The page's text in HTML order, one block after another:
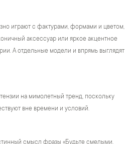
играют с фактурами, формами и цветом,
аксессуар или яркое акцентное
А отдельные модели и впрямь выглядят
на мимолетный тренд, поскольку
вне времени и условий.
смысл фразы «Будьте смелыми,